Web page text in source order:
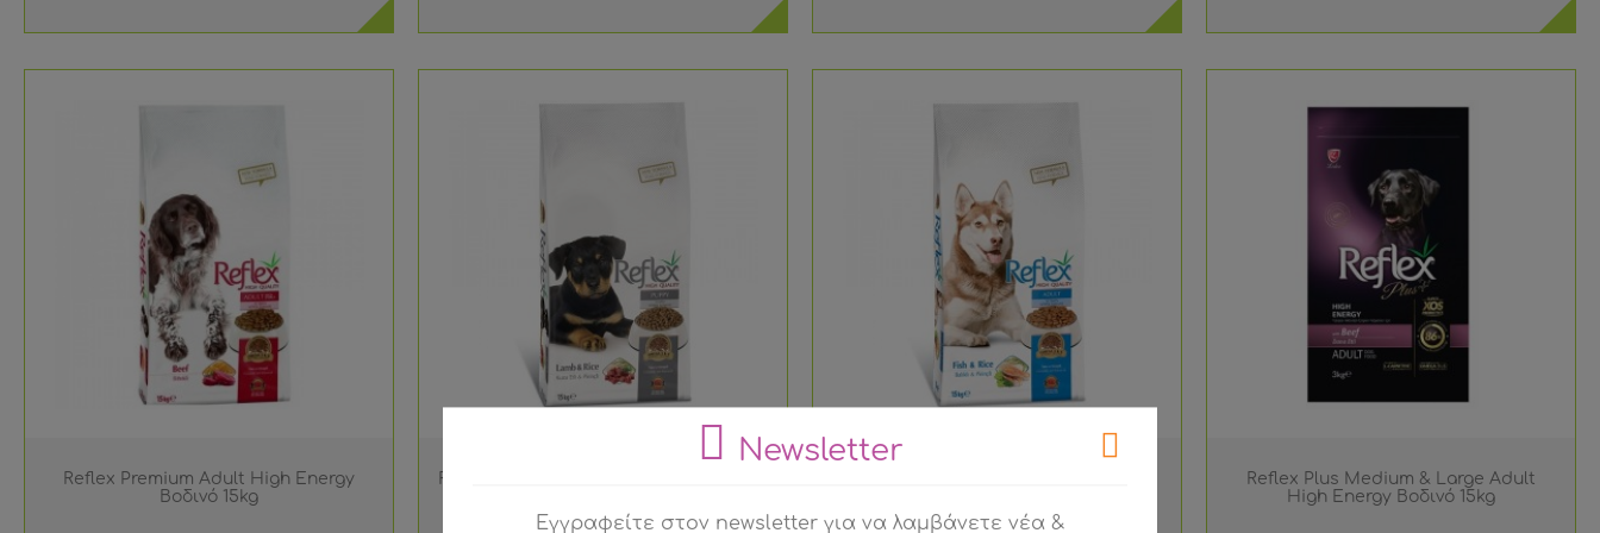
Reflex Premium Adult High Energy
Βοδινό 15kg
Reflex Premium Puppy Αρνί & Ρύζι 15kg
Reflex Plus Medium & Large Adult
High Energy Βοδινό 15kg
Newsletter
Εγγραφείτε στον newsletter για να λαμβάνετε νέα &